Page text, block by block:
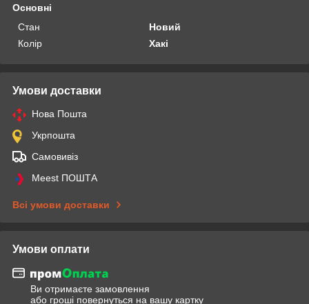
Основні
Стан
Новий
Колір
Хакі
Умови доставки
Нова Пошта
Укрпошта
Самовивіз
Meest ПОШТА
Всі умови доставки
Умови оплати
Ви отримаєте замовлення
або гроші повернуться на вашу картку